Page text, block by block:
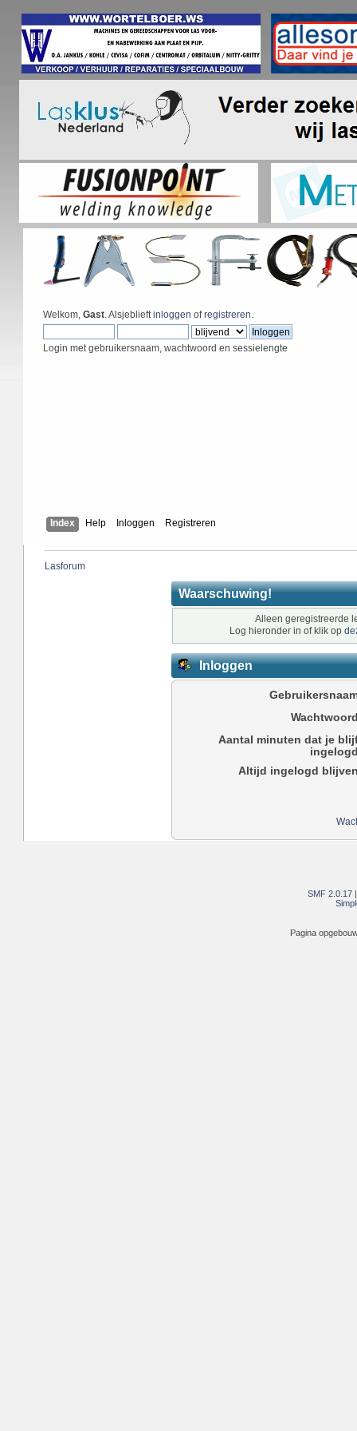
Welkom, Gast. Alsjeblieftinloggen ofregistreren.
Login met gebruikersnaam, wachtwoord en sessielengte
Index Help Inloggen Registreren
Lasforum
Waarschuwing!
Alleen geregistreerde
Log hieronder in of klik op
Inloggen
Aantal minuten dat je
Altijd ingelogd
SMF 2.0.17
Pagina